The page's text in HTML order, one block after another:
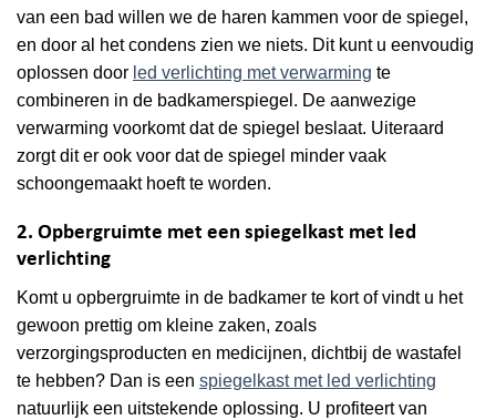
van een bad willen we de haren kammen voor de spiegel,
en door al het condens zien we niets. Dit kunt u eenvoudig
oplossen door led verlichting met verwarming te
combineren in de badkamerspiegel. De aanwezige
verwarming voorkomt dat de spiegel beslaat. Uiteraard
zorgt dit er ook voor dat de spiegel minder vaak
schoongemaakt hoeft te worden.
2. Opbergruimte met een spiegelkast met led
verlichting
Komt u opbergruimte in de badkamer te kort of vindt u het
gewoon prettig om kleine zaken, zoals
verzorgingsproducten en medicijnen, dichtbij de wastafel
te hebben? Dan is een spiegelkast met led verlichting
natuurlijk een uitstekende oplossing. U profiteert van